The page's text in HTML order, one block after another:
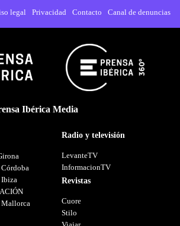
legal Privacidad Contacto Canal de denuncias
Ibérica Media
Radio y televisión
LevanteTV
InformacionTV
Revistas
Cuore
Stilo